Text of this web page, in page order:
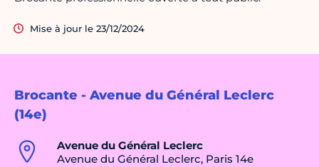
Brocante - Avenue du Général Leclerc
(14e)
Avenue du Général Leclerc
Avenue du Général Leclerc, Paris 14e
Mise à jour le 23/12/2024